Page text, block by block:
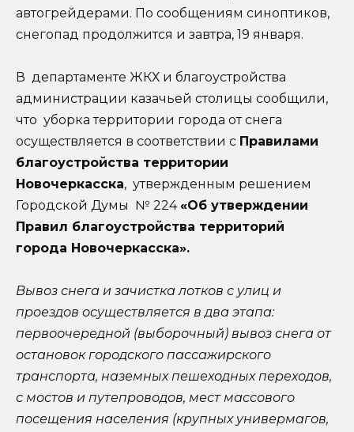
автогрейдерами. По сообщениям синоптиков,
снегопад продолжится и завтра, 19 января.
В департаменте ЖКХ и благоустройства
администрации казачьей столицы сообщили,
что уборка территории города от снега
осуществляется в соответствии с Правилами
благоустройства территории
Новочеркасска, утвержденным решением
Городской Думы № 224«Об утверждении
Правил благоустройства территорий
города Новочеркасска».
Вывоз снега и зачистка лотков с улиц и
проездов осуществляется в два этапа:
первоочередной (выборочный) вывоз снега от
остановок городского пассажирского
транспорта, наземных пешеходных переходов,
с мостов и путепроводов, мест массового
посещения населения (крупных универмагов,